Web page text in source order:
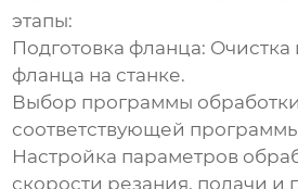
этапы:
Подготовка фланца:
фланца на станке.
Выбор программы
соответствующей
Настройка параметров
скорости резания, подачи и